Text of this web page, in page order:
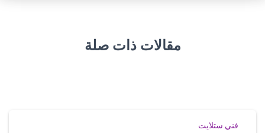
r
مقالات ذات صلة
فني ستلايت